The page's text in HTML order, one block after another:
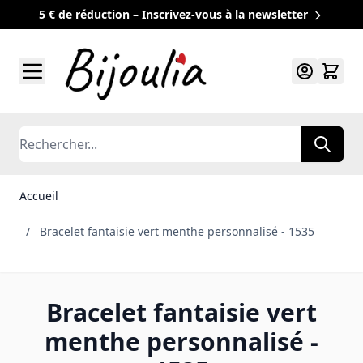
5 € de réduction – Inscrivez-vous à la newsletter
Rechercher
Accueil
/ Bracelet fantaisie vert menthe personnalisé - 1535
Bracelet fantaisie vert
menthe personnalisé -